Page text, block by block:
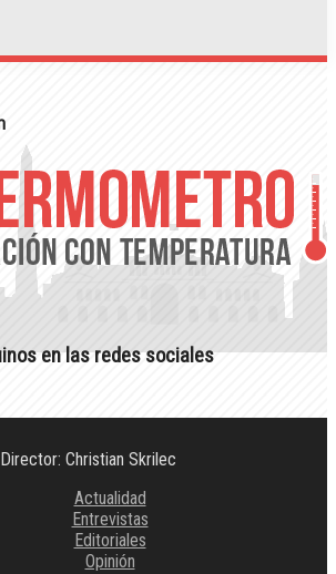
en las redes sociales
Christian Skrilec
Actualidad
Entrevistas
Editoriales
Opinión